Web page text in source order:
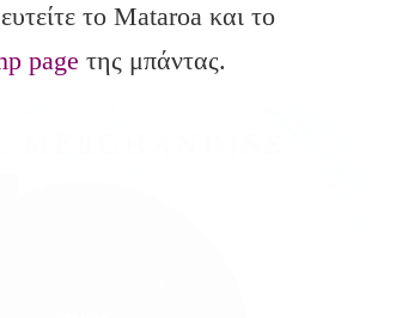
το Mataroa και το
page της μπάντας.